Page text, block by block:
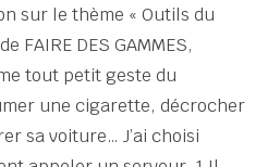
sur le thème « Outils du
FAIRE DES GAMMES,
tout petit geste du
une cigarette, décrocher
sa voiture… J’ai choisi